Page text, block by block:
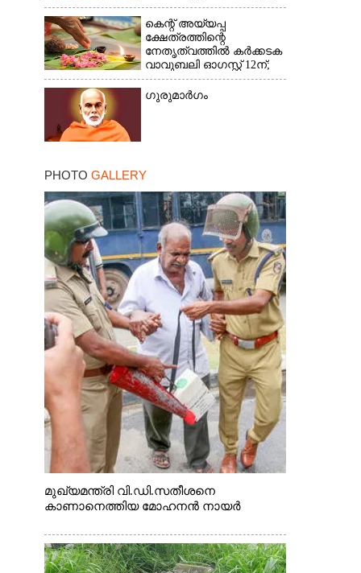
പുണ്യം
കെന്റ് അയ്യപ്പ
ക്ഷേത്രത്തിന്റെ
നേതൃത്വത്തിൽ കർക്കടക
വാവുബലി ഓഗസ്റ്റ് 12ന്;
ഒരുക്കങ്ങൾ പൂർത്തിയായി
ഗുരുമാർഗം
PHOTO GALLERY
മുഖ്യമന്ത്രി വി.ഡി.സതീശനെ
കാണാനെത്തിയ മോഹനൻ നായർ